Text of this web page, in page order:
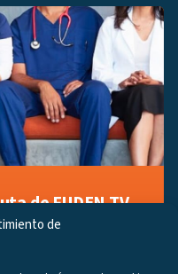
de
de FUDEN TV
y marca tus videos